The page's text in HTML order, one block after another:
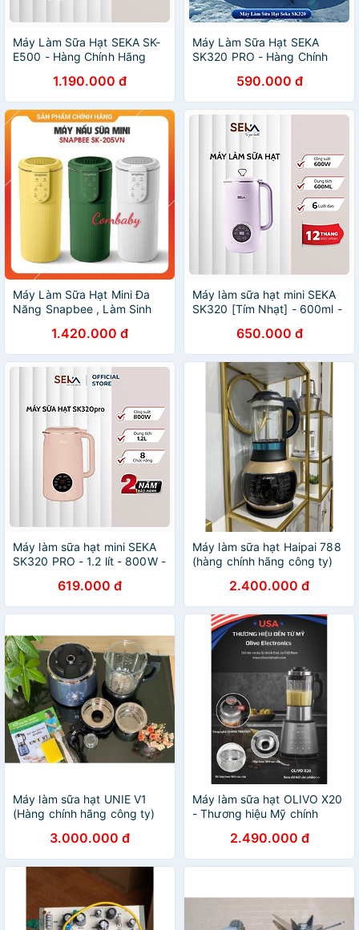
Máy Làm Sữa Hạt SEKA SK-
E500 - Hàng Chính Hãng
1.190.000 đ
Máy Làm Sữa Hạt SEKA
SK320 PRO - Hàng Chính
590.000 đ
Máy Làm Sữa Hạt Mini Đa
Năng Snapbee , Làm Sinh
Dễ Vệ Sinh1.420.000 đ
Máy làm sữa hạt mini SEKA
SK320 [Tím Nhạt] - 600ml -
chính hãng650.000 đ
Máy làm sữa hạt mini SEKA
SK320 PRO - 1.2 lít - 800W -
619.000 đ
Máy làm sữa hạt Haipai 788
(hàng chính hãng công ty)
2.400.000 đ
Máy làm sữa hạt UNIE V1
(Hàng chính hãng công ty)
3.000.000 đ
Máy làm sữa hạt OLIVO X20
- Thương hiệu Mỹ chính
2.490.000 đ